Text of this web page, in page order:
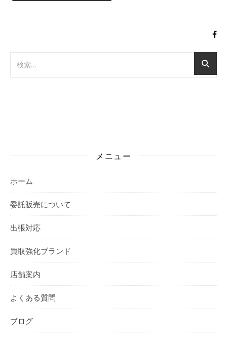
メニュー
ホーム
委託販売について
出張対応
買取強化ブランド
店舗案内
よくある質問
ブログ